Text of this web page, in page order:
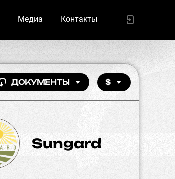
Медиа Контакты
ДОКУМЕНТЫ $
Sungard